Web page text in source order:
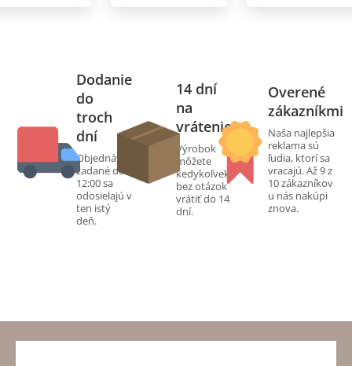
Dodanie
do
troch
dní
Objednávky
zadané do
12:00 sa
odosielajú v
ten istý
deň.
14 dní
na
vrátenie
Výrobok
môžete
kedykoľvek
bez otázok
vrátiť do 14
dní.
Overené
zákazníkmi
Naša najlepšia
reklama sú
ľudia, ktorí sa
vracajú. Až 9 z
10 zákazníkov
u nás nakúpi
znova.